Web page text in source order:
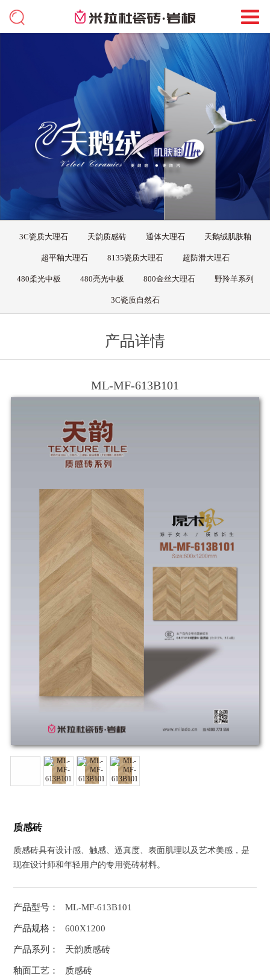
3C瓷质大理石 天韵质感砖 通体大理石 天鹅绒肌肤釉
超平釉大理石 8135瓷质大理石 超防滑大理石
480柔光中板 480亮光中板 800金丝大理石 野羚羊系列
3C瓷质自然石
产品详情
ML-MF-613B101
质感砖
质感砖具有设计感、触感、逼真度、表面肌理以及艺术美感，是
现在设计师和年轻用户的专用瓷砖材料。
产品型号： ML-MF-613B101
产品规格： 600X1200
产品系列： 天韵质感砖
釉面工艺： 质感砖